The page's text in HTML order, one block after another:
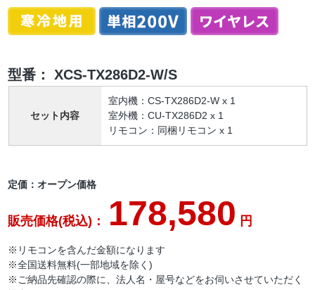
型番： XCS-TX286D2-W/S
セット内容
室内機：CS-TX286D2-W x 1
室外機：CU-TX286D2 x 1
リモコン：同梱リモコン x 1
定価：オープン価格
販売価格(税込)： 178,580 円
※リモコンを含んだ金額になります
※全国送料無料(一部地域を除く)
※ご納品先確認の際に、法人名・屋号などをお伺いさせていただく